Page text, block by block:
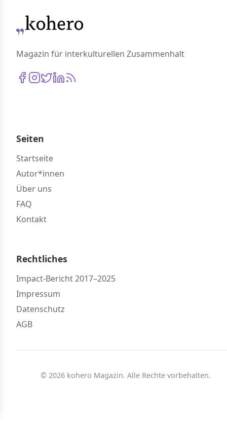
Magazin für interkulturellen Zusammenhalt
Seiten
Startseite
Autor*innen
Über uns
FAQ
Kontakt
Rechtliches
Impact-Bericht 2017–2025
Impressum
Datenschutz
AGB
© 2026 kohero Magazin. Alle Rechte vorbehalten.